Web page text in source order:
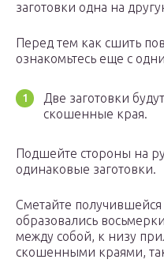
заготовки одна на
Перед тем как сшить
ознакомьтесь еще с
Две заготовки
скошенные края.
Подшейте стороны на
одинаковые заготовки.
Сметайте
образовались
между собой, к низу
скошенными краями,